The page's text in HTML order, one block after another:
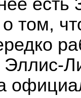
о том,